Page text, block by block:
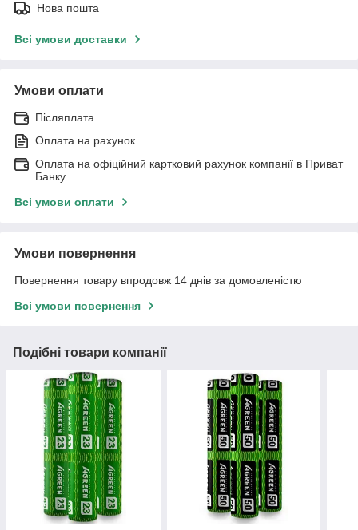
Нова пошта
Всі умови доставки
Умови оплати
Післяплата
Оплата на рахунок
Оплата на офіційний картковий рахунок компанії в Приват
Банку
Всі умови оплати
Умови повернення
Повернення товару впродовж 14 днів за домовленістю
Всі умови повернення
Подібні товари компанії